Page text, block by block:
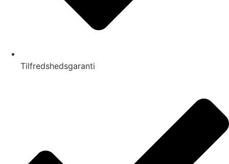
Tilfredshedsgaranti